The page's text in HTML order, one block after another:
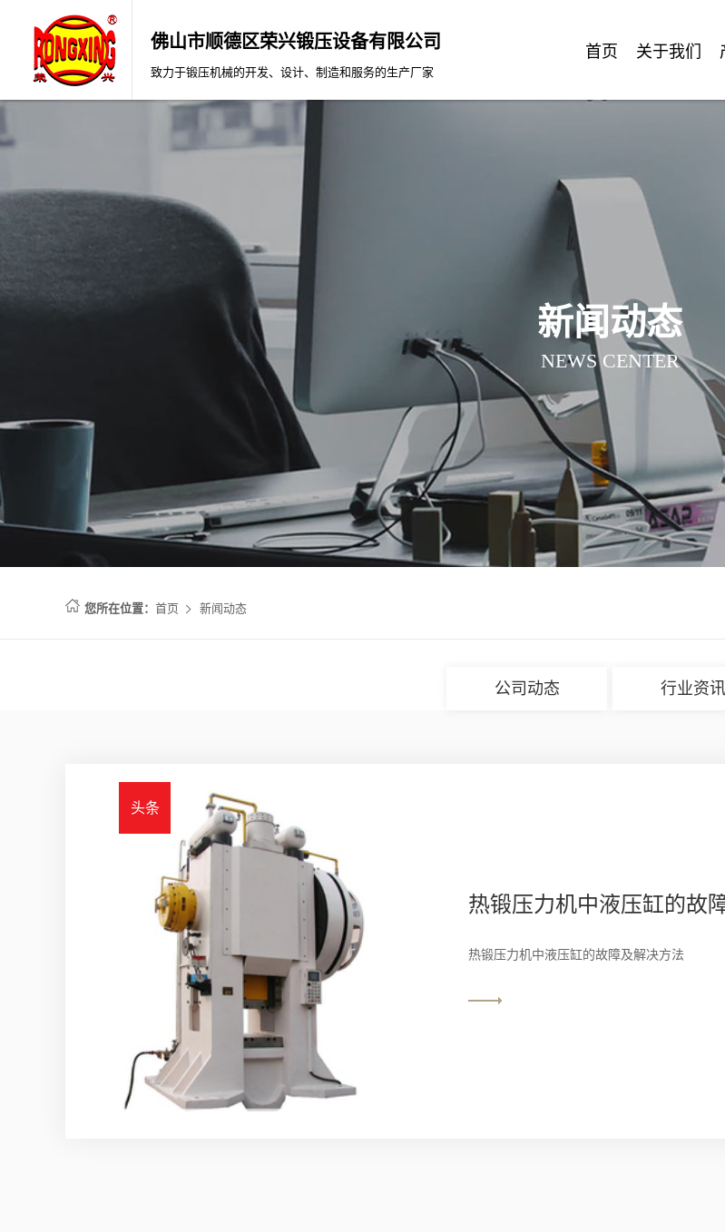
佛山市顺德区荣兴锻压设备有限公司
致力于锻压机械的开发、设计、制造和服务的生产厂家
首页 关于我们
新闻动态
NEWS CENTER
您所在位置： 首页 新闻动态
公司动态 行业资讯
头条
热锻压力机中液压缸的故
热锻压力机中液压缸的故障及解决方法